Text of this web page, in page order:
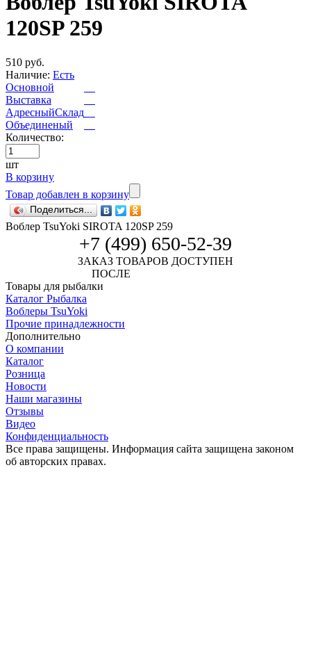
120SP 259
510 руб.
Наличие: Есть
Основной
Выставка
АдресныйСклад
Объединеный
Количество:
шт
В корзину
Товар добавлен в корзину
Поделиться...
Воблер TsuYoki SIROTA 120SP 259
+7 (499) 650-52-39
ЗАКАЗ ТОВАРОВ ДОСТУПЕН
ПОСЛЕ
Товары для рыбалки
Каталог Рыбалка
Воблеры TsuYoki
Прочие принадлежности
Дополнительно
О компании
Каталог
Розница
Новости
Наши магазины
Отзывы
Видео
Конфиденциальность
Все права защищены. Информация сайта защищена законом
об авторских правах.